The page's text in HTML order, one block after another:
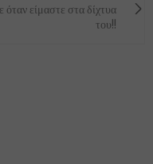
όταν είμαστε στα δίχτυα
του!!